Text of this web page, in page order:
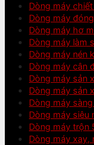
Dòng máy
Dòng máy
Dòng máy hơ
Dòng máy làm
Dòng máy nén
Dòng máy cân
Dòng máy sản
Dòng máy sản
Dòng máy
Dòng máy siêu
Dòng máy trộn
Dòng máy xay,